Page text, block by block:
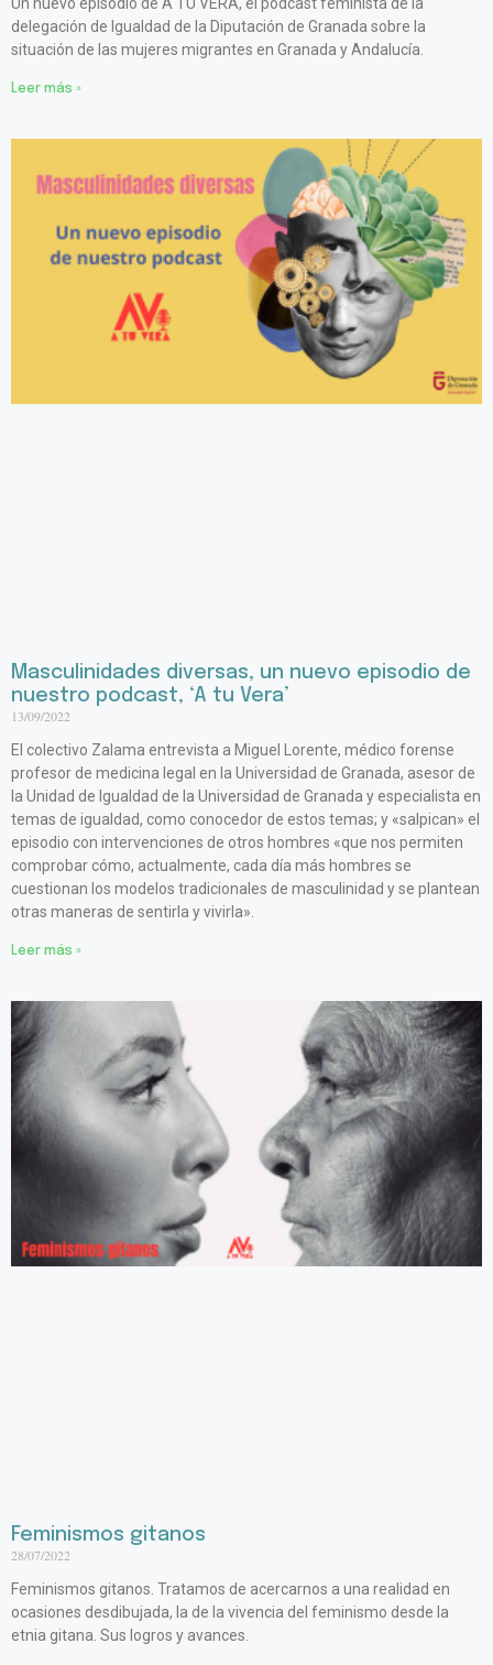
delegación de Igualdad de la Diputación de Granada sobre la
situación de las mujeres migrantes en Granada y Andalucía.
Leer más »
Masculinidades diversas, un nuevo episodio de
nuestro podcast, ‘A tu Vera’
13/09/2022
El colectivo Zalama entrevista a Miguel Lorente, médico forense
profesor de medicina legal en la Universidad de Granada, asesor de
la Unidad de Igualdad de la Universidad de Granada y especialista en
temas de igualdad, como conocedor de estos temas; y «salpican» el
episodio con intervenciones de otros hombres «que nos permiten
comprobar cómo, actualmente, cada día más hombres se
cuestionan los modelos tradicionales de masculinidad y se plantean
otras maneras de sentirla y vivirla».
Leer más »
Feminismos gitanos
28/07/2022
Feminismos gitanos. Tratamos de acercarnos a una realidad en
ocasiones desdibujada, la de la vivencia del feminismo desde la
etnia gitana. Sus logros y avances.